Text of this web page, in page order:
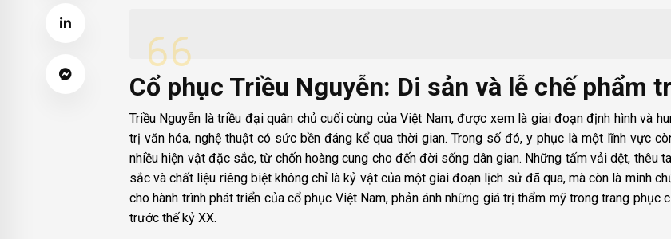
Cổ phục Triều Nguyễn: Di sản và lễ chế phẩm
Triều Nguyễn là triều đại quân chủ cuối cùng của Việt Nam, được xem là giai đoạn định hình và
trị văn hóa, nghệ thuật có sức bền đáng kể qua thời gian. Trong số đó, y phục là một lĩnh vực
nhiều hiện vật đặc sắc, từ chốn hoàng cung cho đến đời sống dân gian. Những tấm vải dệt, thêu
sắc và chất liệu riêng biệt không chỉ là kỷ vật của một giai đoạn lịch sử đã qua, mà còn là minh
cho hành trình phát triển của cổ phục Việt Nam, phản ánh những giá trị thẩm mỹ trong trang phục
trước thế kỷ XX.